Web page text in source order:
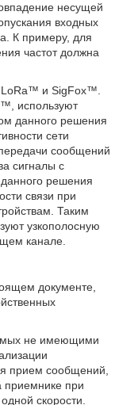
несущей
входных
К примеру, для
частот должна
LoRa™ и SigFox™.
используют
данного решения
сети
сообщений
сигналы с
решения
связи при
Таким
узкополосную
канале.
документе,
не имеющими
прием сообщений,
приемнике при
скорости.